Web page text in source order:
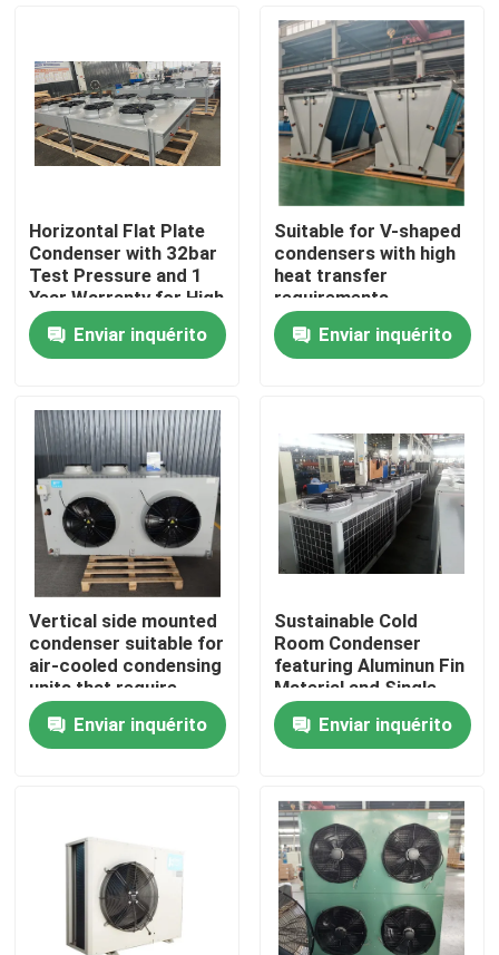
Início
Sobre Nós
Visita à Fábrica
Controle de Qualidade
Contacte-nos
Notícias
Solicitar Orçamento
evaporador do coolroom
Horizontal Flat Plate
Condenser with 32bar
Test Pressure and 1
Year Warranty for High
Heat Exchange
EfficiencyEnviar inquérito
Suitable for V-shaped
condensers with high
heat transfer
requirements,
equipped with
3P/380V/50Hz power
supply, meeting the
R507A, R134a, etc
Enviar inquérito
Vertical side mounted
condenser suitable for
air-cooled condensing
units that require
separate installation
of condenser and
compressor
Enviar inquérito
Sustainable Cold
Room Condenser
featuring Aluminun Fin
Material and Single
Speed Fan Motor
Enviar inquérito